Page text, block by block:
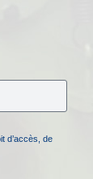
d’accès, de